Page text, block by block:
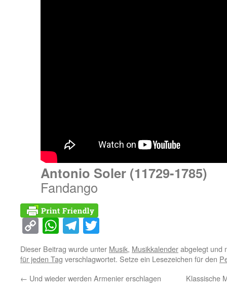
Antonio Soler (11729-1785)
Fandango
Copy
Link
WhatsApp
Telegram
Dieser Beitrag wurde unter Musik, Musikkalenderabgelegt und
für jeden Tag verschlagwortet. Setze ein Lesezeichen für den
← Und wieder werden Armenier erschlagen Klassische